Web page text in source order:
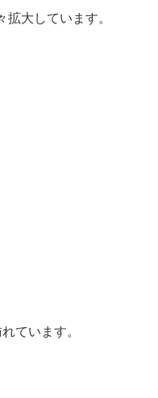
大しています。
ています。